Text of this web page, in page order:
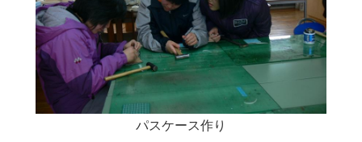
パスケース作り